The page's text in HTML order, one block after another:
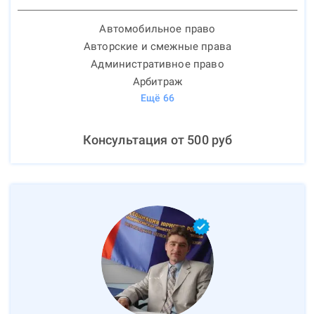
Автомобильное право
Авторские и смежные права
Административное право
Арбитраж
Ещё 66
Консультация от 500руб